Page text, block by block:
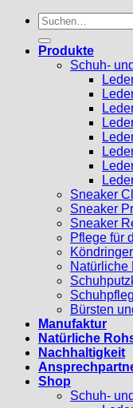
Suchen
nach:
Produkte
Schuh-
Sneaker
Sneaker
Sneaker
Pflege für
Natürliche
Bürsten
Manufaktur
Natürliche
Nachhaltigkeit
Shop
Schuh-